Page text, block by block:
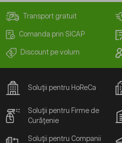
Transport gratuit
Comanda prin SICAP
Discount pe volum
Soluții pentru HoReCa
Soluții pentru Firme de
Curățenie
Soluții pentru Companii